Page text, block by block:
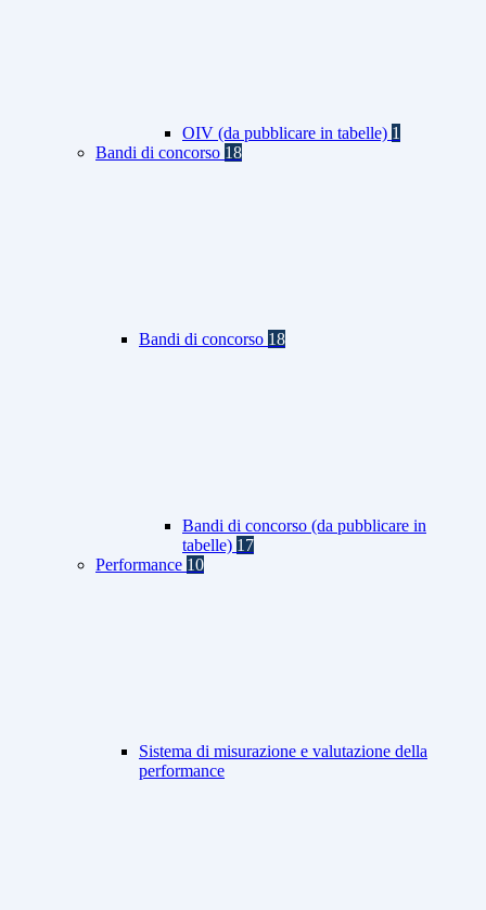
OIV (da pubblicare in tabelle) 1
Bandi di concorso 18
Bandi di concorso 18
Bandi di concorso (da pubblicare in
tabelle) 17
Performance 10
Sistema di misurazione e valutazione della
performance